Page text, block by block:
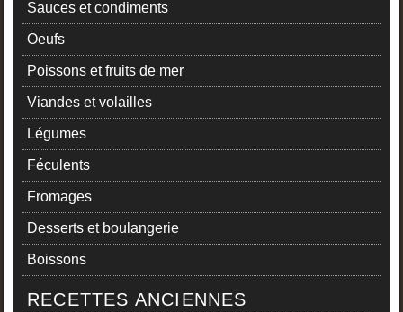
Sauces et condiments
Oeufs
Poissons et fruits de mer
Viandes et volailles
Légumes
Féculents
Fromages
Desserts et boulangerie
Boissons
RECETTES ANCIENNES